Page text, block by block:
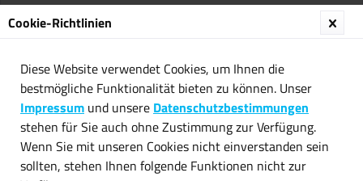
Cookie-Richtlinien
Diese Website verwendet Cookies, um Ihnen die
bestmögliche Funktionalität bieten zu können. Unser
Impressum und unsere Datenschutzbestimmungen
stehen für Sie auch ohne Zustimmung zur Verfügung.
Wenn Sie mit unseren Cookies nicht einverstanden sein
sollten, stehen Ihnen folgende Funktionen nicht zur